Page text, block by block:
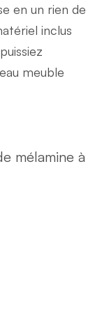
en un rien de
inclus
meuble
mélamine à